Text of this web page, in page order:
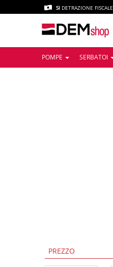
SI DETRAZIONE FISCALE
POMPE SERBATOI
PREZZO